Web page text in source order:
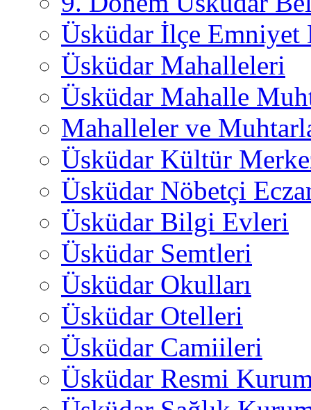
Üsküdar İlçe
Üsküdar Mahalleleri
Üsküdar Mahalle
Mahalleler ve
Üsküdar Kültür
Üsküdar Nöbetçi
Üsküdar Bilgi Evleri
Üsküdar Semtleri
Üsküdar Okulları
Üsküdar Otelleri
Üsküdar Camiileri
Üsküdar Resmi